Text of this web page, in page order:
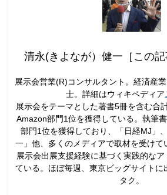
清永(きよなが）健一［この記
展示会営業(R)コンサルタント。経済産
士。詳細はウィキペディア
展示会をテーマとした著書5冊を含む合
Amazon部門1位を獲得している。執筆
部門1位を獲得しており、「日経MJ」
一」他、多くのメディアで取材を受けて
展示会出展支援経験に基づく実践的な
ている。ほぼ毎週、東京ビッグサイトに
タク。